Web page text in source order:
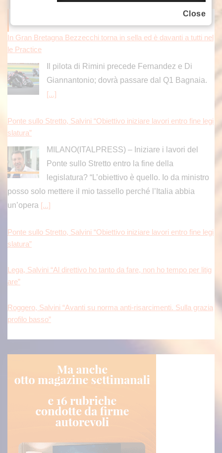
In Gran Bretagna Bezzecchi torna in sella ed è davanti a tutti nel
le Practice
Il pilota di Rimini precede Fernandez e Di
Giannantonio; dovrà passare dal Q1 Bagnaia.
[...]
Ponte sullo Stretto, Salvini “Obiettivo iniziare lavori entro fine legi
slatura”
MILANO(ITALPRESS) – Iniziare i lavori del
Ponte sullo Stretto entro la fine della
legislatura? “L’obiettivo è quello. Io da ministro
posso solo mettere il mio tassello perché l’Italia abbia
un’opera [...]
Ponte sullo Stretto, Salvini “Obiettivo iniziare lavori entro fine legi
slatura”
Lega, Salvini “Al direttivo ho tanto da fare, non ho tempo per litig
are”
Roggero, Salvini “Avanti su norma anti-risarcimenti. Sulla grazia
profilo basso”
Close